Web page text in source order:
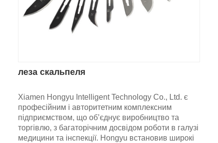
леза скальпеля
Xiamen Hongyu Intelligent Technology Co., Ltd. є
професійним і авторитетним комплексним
підприємством, що об’єднує виробництво та
торгівлю, з багаторічним досвідом роботи в галузі
медицини та інспекції. Hongyu встановив широкі